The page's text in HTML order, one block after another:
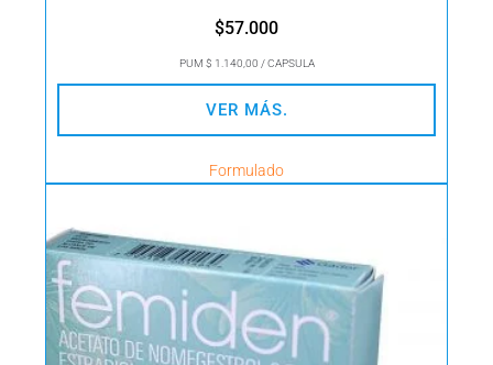
$57.000
PUM $ 1.140,00 / CAPSULA
VER MÁS.
Formulado